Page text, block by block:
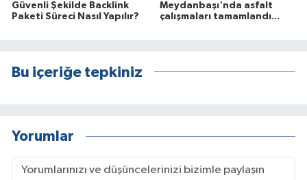
Güvenli Şekilde Backlink
Paketi Süreci Nasıl Yapılır?
Meydanbaşı'nda asfalt
çalışmaları tamamlandı...
Bu içeriğe tepkiniz
Yorumlar